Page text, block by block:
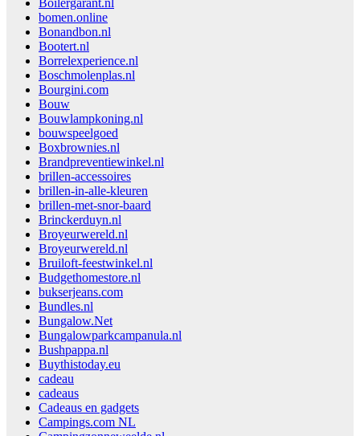
Boilergarant.nl
bomen.online
Bonandbon.nl
Bootert.nl
Borrelexperience.nl
Boschmolenplas.nl
Bourgini.com
Bouw
Bouwlampkoning.nl
bouwspeelgoed
Boxbrownies.nl
Brandpreventiewinkel.nl
brillen-accessoires
brillen-in-alle-kleuren
brillen-met-snor-baard
Brinckerduyn.nl
Broyeurwereld.nl
Broyeurwereld.nl
Bruiloft-feestwinkel.nl
Budgethomestore.nl
bukserjeans.com
Bundles.nl
Bungalow.Net
Bungalowparkcampanula.nl
Bushpappa.nl
Buythistoday.eu
cadeau
cadeaus
Cadeaus en gadgets
Campings.com NL